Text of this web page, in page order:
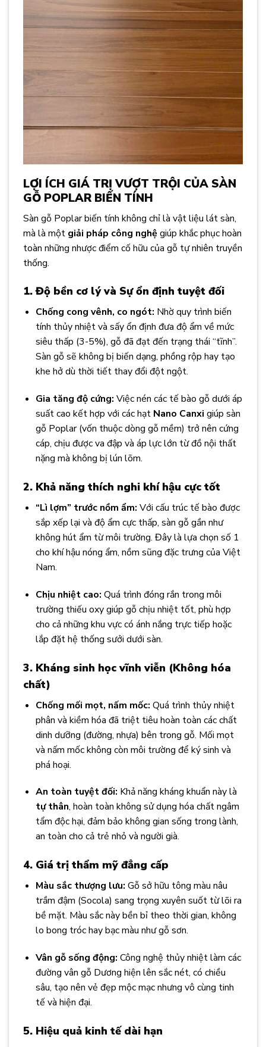
LỢI ÍCH GIÁ TRỊ VƯỢT TRỘI CỦA SÀN
GỖ POPLAR BIẾN TÍNH
Sàn gỗ Poplar biến tính không chỉ là vật liệu lát sàn,
mà là một giải pháp công nghệ giúp khắc phục hoàn
toàn những nhược điểm cố hữu của gỗ tự nhiên truyền
thống.
1. Độ bền cơ lý và Sự ổn định tuyệt đối
Chống cong vênh, co ngót: Nhờ quy trình biến
tính thủy nhiệt và sấy ổn định đưa độ ẩm về mức
siêu thấp (3-5%), gỗ đã đạt đến trạng thái “tĩnh”.
Sàn gỗ sẽ không bị biến dạng, phồng rộp hay tạo
khe hở dù thời tiết thay đổi đột ngột.
Gia tăng độ cứng: Việc nén các tế bào gỗ dưới áp
suất cao kết hợp với các hạt Nano Canxi giúp sàn
gỗ Poplar (vốn thuộc dòng gỗ mềm) trở nên cứng
cáp, chịu được va đập và áp lực lớn từ đồ nội thất
nặng mà không bị lún lõm.
2. Khả năng thích nghi khí hậu cực tốt
“Lì lợm” trước nồm ẩm: Với cấu trúc tế bào được
sắp xếp lại và độ ẩm cực thấp, sàn gỗ gần như
không hút ẩm từ môi trường. Đây là lựa chọn số 1
cho khí hậu nóng ẩm, nồm sũng đặc trưng của Việt
Nam.
Chịu nhiệt cao: Quá trình đóng rắn trong môi
trường thiếu oxy giúp gỗ chịu nhiệt tốt, phù hợp
cho cả những khu vực có ánh nắng trực tiếp hoặc
lắp đặt hệ thống sưởi dưới sàn.
3. Kháng sinh học vĩnh viễn (Không hóa
chất)
Chống mối mọt, nấm mốc: Quá trình thủy nhiệt
phân và kiềm hóa đã triệt tiêu hoàn toàn các chất
dinh dưỡng (đường, nhựa) bên trong gỗ. Mối mọt
và nấm mốc không còn môi trường để ký sinh và
phá hoại.
An toàn tuyệt đối: Khả năng kháng khuẩn này là
tự thân, hoàn toàn không sử dụng hóa chất ngâm
tẩm độc hại, đảm bảo không gian sống trong lành,
an toàn cho cả trẻ nhỏ và người già.
4. Giá trị thẩm mỹ đẳng cấp
Màu sắc thượng lưu: Gỗ sở hữu tông màu nâu
trầm đậm (Socola) sang trọng xuyên suốt từ lõi ra
bề mặt. Màu sắc này bền bỉ theo thời gian, không
lo bong tróc hay bạc màu như gỗ sơn.
Vân gỗ sống động: Công nghệ thủy nhiệt làm các
đường vân gỗ Dương hiện lên sắc nét, có chiều
sâu, tạo nên vẻ đẹp mộc mạc nhưng vô cùng tinh
tế và hiện đại.
5. Hiệu quả kinh tế dài hạn